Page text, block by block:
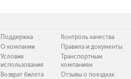
Поддержка
О компании
Условия
использования
Возврат билета
Контроль качества
Правила и документы
Транспортным
компаниям
Отзывы о поездках